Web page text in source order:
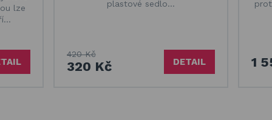
lze
plastové sedlo…
420 Kč
320 Kč DETAIL 1